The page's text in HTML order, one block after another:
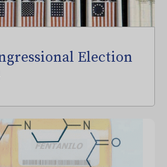
Election